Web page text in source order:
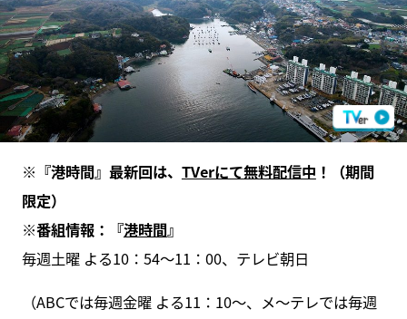
※『港時間』最新回は、 TVerにて無料配信中 ！（期間
限定）
※番組情報：『港時間』
毎週土曜 よる10：54～11：00、テレビ朝日
（ABCでは毎週金曜 よる11：10～、メ～テレでは毎週